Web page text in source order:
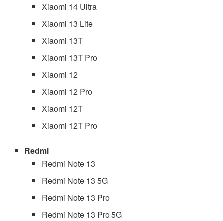
Xiaomi 14 Ultra
Xiaomi 13 Lite
Xiaomi 13T
Xiaomi 13T Pro
Xiaomi 12
Xiaomi 12 Pro
Xiaomi 12T
Xiaomi 12T Pro
Redmi
Redmi Note 13
Redmi Note 13 5G
Redmi Note 13 Pro
Redmi Note 13 Pro 5G